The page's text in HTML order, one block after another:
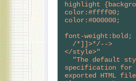
highlight
color:#ffff00;
color:#000000;
font-weight:bold;
  /*]]>*/-->
</style>"
"The default
specification for
exported HTML